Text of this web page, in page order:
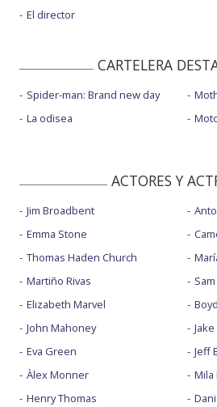
El director
CARTELERA
Spider-man: Brand new day
La odisea
ACTORES Y
Jim Broadbent
Emma Stone
Thomas Haden Church
Martiño Rivas
Elizabeth Marvel
John Mahoney
Eva Green
Àlex Monner
Henry Thomas
Jeff
Mila